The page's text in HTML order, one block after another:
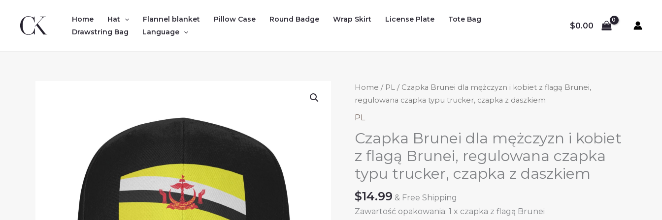
content
Home Hat Flannel blanket Pillow Case Round Badge Wrap Skirt License Plate
Tote Bag
Drawstring Bag
Language
$0.00
Home / PL / Czapka Brunei dla mężczyzn i kobiet z flagą Brunei,
regulowana czapka typu trucker, czapka z daszkiem
PL
Czapka Brunei dla mężczyzn i kobiet
z flagą Brunei, regulowana czapka
typu trucker, czapka z daszkiem
$14.99 & Free Shipping
Zawartość opakowania: 1 x czapka z flagą Brunei